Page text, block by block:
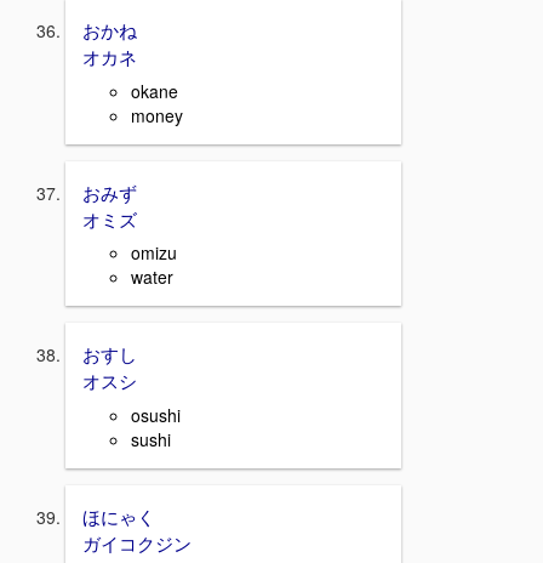
おかね
オカネ
okane
money
おみず
オミズ
omizu
water
おすし
オスシ
osushi
sushi
ほにゃく
ガイコクジン